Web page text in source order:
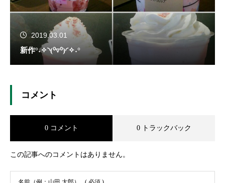
2019.03.01
新作°˖✧◝(⁰▿⁰)◜✧˖°
コメント
0 コメント 0 トラックバック
この記事へのコメントはありません。